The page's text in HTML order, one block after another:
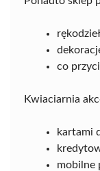
co
Kwiaciarnia
kartami
mobilne